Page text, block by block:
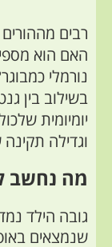
רבים
האם הוא
נורמלי
בשילוב בין
יומיומית
וגדילה
מה נחשב
גובה הילד
שנמצאים